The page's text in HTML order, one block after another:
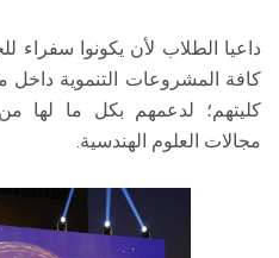
داعيا الطلاب لأن يكونوا
كافة المشروعات التنموية داخل
كليتهم؛ لدعمهم بكل ما لها
مجالات العلوم الهندسية.